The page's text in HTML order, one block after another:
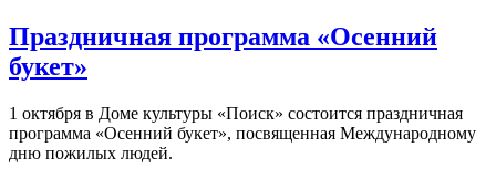
Праздничная программа «Осенний
букет»
1 октября в Доме культуры «Поиск» состоится праздничная
программа «Осенний букет», посвященная Международному
дню пожилых людей.